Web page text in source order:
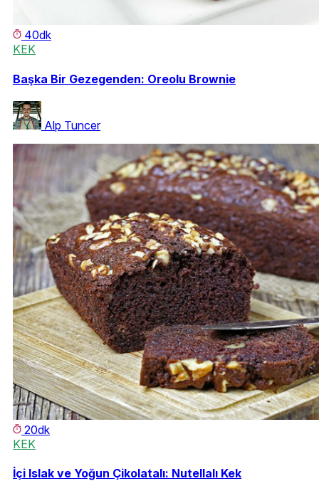
40dk
KEK
Başka Bir Gezegenden: Oreolu Brownie
Alp Tuncer
20dk
KEK
İçi Islak ve Yoğun Çikolatalı: Nutellalı Kek